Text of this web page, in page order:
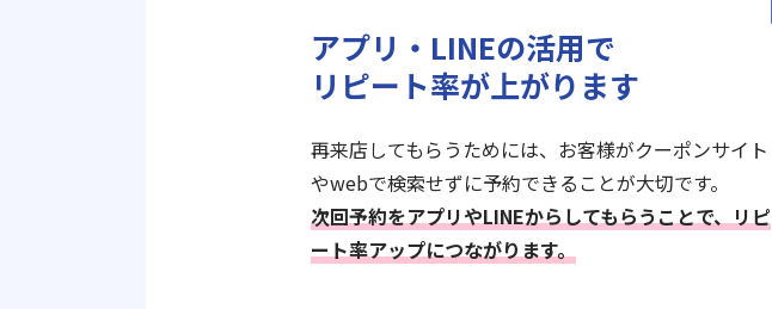
アプリ・LINEの活用で
リピート率が上がります
再来店してもらうためには、お客様がクーポンサイト
やwebで検索せずに予約できることが大切です。
次回予約をアプリやLINEからしてもらうことで、リピ
ート率アップにつながります。